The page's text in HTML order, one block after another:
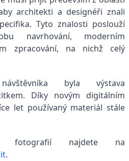
architekti a designéři znali
Tyto znalosti poslouží
navrhování, moderním
zpracování, na nichž celý
byla výstava
Díky novým digitálním
let používaný materiál stále
fotografií najdete na
.